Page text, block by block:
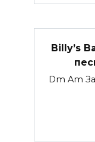
Billy’s
Dm Am